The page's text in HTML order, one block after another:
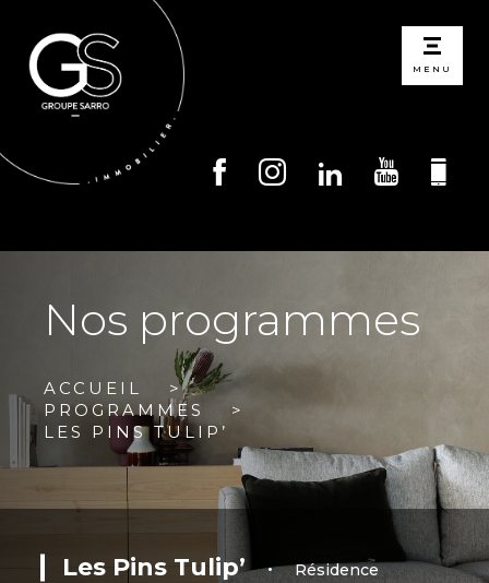
MENU
Nos programmes
ACCUEIL
PROGRAMMES
LES PINS TULIP’
Les Pins Tulip’ •
Résidence